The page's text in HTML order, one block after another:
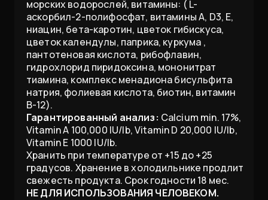
морских водорослей, витамины: ( L-
аскорбил-2-полифосфат, витамины А, D3, Е,
ниацин, бета-каротин, цветок гибискуса,
цветок календулы, паприка, куркума ,
пантотеновая кислота, рибофлавин,
гидрохлорид пиридоксина, мононитрат
тиамина, комплекс менадиона бисульфита
натрия, фолиевая кислота, биотин, витамин
B-12).
Гарантированный анализ: Calcium min. 17%,
Vitamin A 100,000 IU/lb, Vitamin D 20,000 IU/lb,
Vitamin E 1000 IU/lb.
Хранить при температуре от +15 до +25
градусов. Хранение в холодильнике продлит
свежесть продукта. Срок годности 18 мес.
НЕ ДЛЯ ИСПОЛЬЗОВАНИЯ ЧЕЛОВЕКОМ.